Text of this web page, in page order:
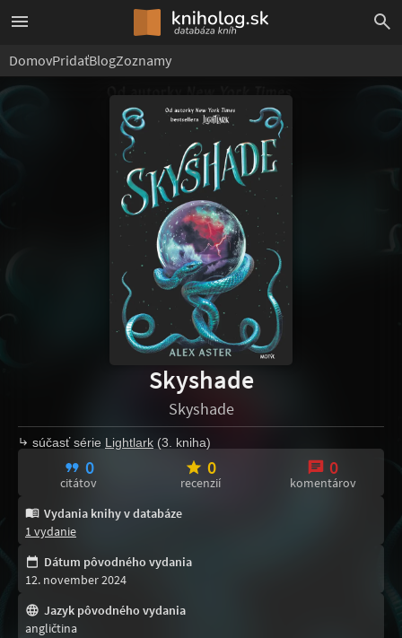
DomovPridaťBlogZoznamy
Skyshade
Skyshade
súčasť série Lightlark (3. kniha)
0
citátov
0
recenzií
0
komentárov
Vydania knihy v databáze
1 vydanie
Dátum pôvodného vydania
12. november 2024
Jazyk pôvodného vydania
angličtina